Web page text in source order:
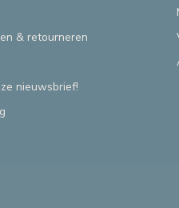
& retourneren
nieuwsbrief!